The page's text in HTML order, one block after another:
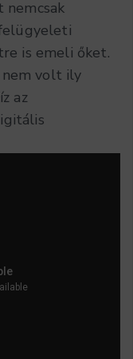
nemcsak
is emeli őket.
nem volt ily
az